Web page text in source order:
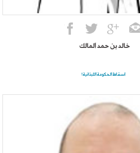
خالد بن حمد المالك
اسقاط الحكومة اللبنانية!